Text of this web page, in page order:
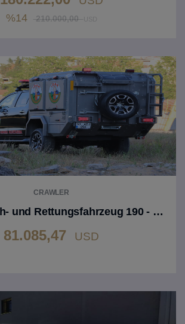
%14 210.000,00
CRAWLER
Crawler Such- und Rettungsfahrzeug 190 - Toyota Hilux
81.085,47 USD